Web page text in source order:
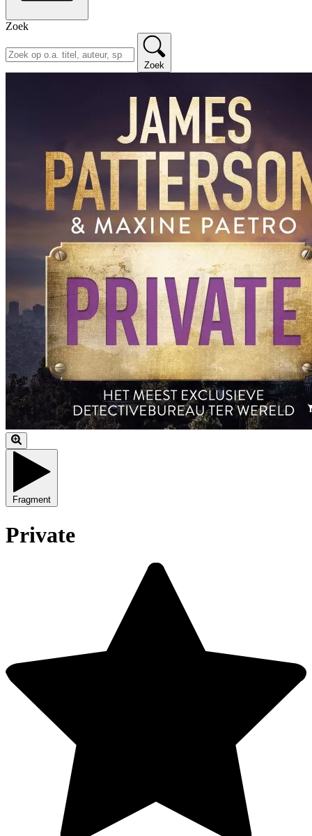
Zoek
Zoek
Fragment
Private